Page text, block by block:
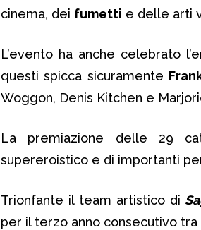
cinema, dei fumetti e delle arti
L’evento ha anche celebrato
questi spicca sicuramente
Woggon, Denis Kitchen e
La premiazione delle 29
supereroistico e di importanti
Trionfante il team artistico di
per il terzo anno consecutivo